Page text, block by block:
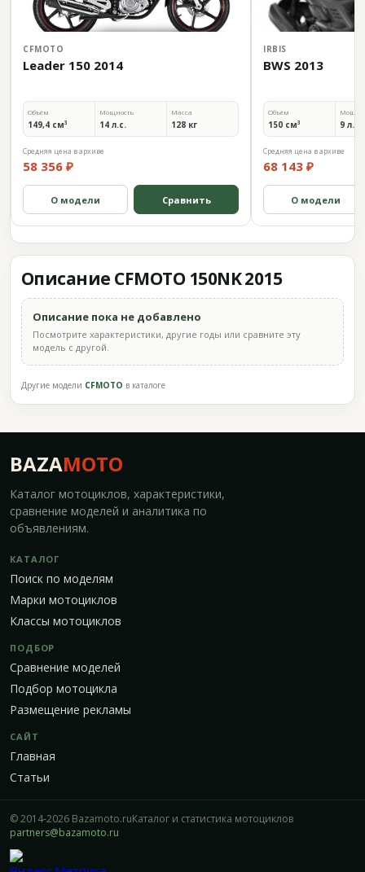
CFMOTO
Leader 150 2014
Объём
149,4 см³
Мощность
14 л.с.
Масса
128 кг
Средняя цена в архиве
58 356 ₽
О модели Сравнить
IRBIS
BWS 2013
Объём
150 см³ 9 л.с.
Средняя цена в архиве
68 143 ₽
О модели
Описание CFMOTO 150NK 2015
Описание пока не добавлено
Посмотрите характеристики, другие годы или сравните эту
модель с другой.
Другие модели CFMOTO в каталоге
BAZAMOTO
Каталог мотоциклов, характеристики,
сравнение моделей и аналитика по
объявлениям.
КАТАЛОГ
Поиск по моделям
Марки мотоциклов
Классы мотоциклов
ПОДБОР
Сравнение моделей
Подбор мотоцикла
Размещение рекламы
САЙТ
Главная
Статьи
© 2014-2026 Bazamoto.ruКаталог и статистика мотоциклов
partners@bazamoto.ru